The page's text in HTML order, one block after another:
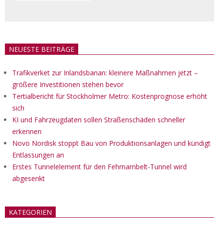
NEUESTE BEITRÄGE
Trafikverket zur Inlandsbanan: kleinere Maßnahmen jetzt –
größere Investitionen stehen bevor
Tertialbericht für Stockholmer Metro: Kostenprognose erhöht
sich
KI und Fahrzeugdaten sollen Straßenschäden schneller
erkennen
Novo Nordisk stoppt Bau von Produktionsanlagen und kündigt
Entlassungen an
Erstes Tunnelelement für den Fehmarnbelt-Tunnel wird
abgesenkt
KATEGORIEN